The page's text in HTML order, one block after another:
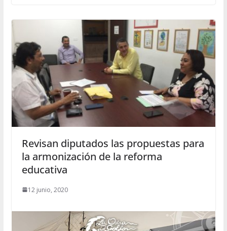
Revisan diputados las propuestas para
la armonización de la reforma
educativa
12 junio, 2020